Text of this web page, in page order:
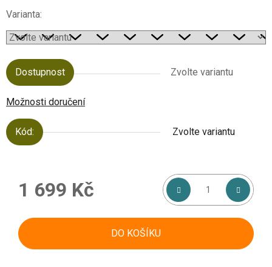
Varianta:
Dostupnost Zvolte variantu
Možnosti doručení
Kód: Zvolte variantu
1 699 Kč
DO KOŠÍKU